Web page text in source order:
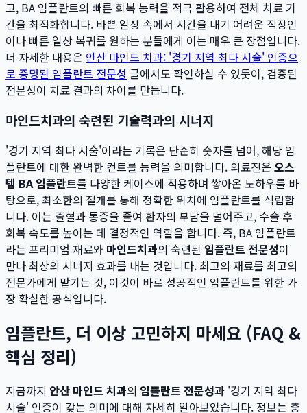
고, BA 임플란트의 빠른 회복 능력을 적극 활용하여 전체 치료 기
간을 최적화합니다. 바쁜 일상 속에서 시간을 내기 어려운 직장인
이나 빠른 일상 복귀를 원하는 분들에게 이는 매우 큰 장점입니다.
더 자세한 내용은 안산 마인드 치과: '경기 지역 최다 시술' 인증으
로 증명된 임플란트 전문성 글에서도 확인하실 수 있듯이, 검증된
전문성이 치료 결과의 차이를 만듭니다.
마인드치과의 숙련된 기술력과의 시너지
'경기 지역 최다 시술'이라는 기록은 단순히 숫자를 넘어, 해당 임
플란트에 대한 완벽한 컨트롤 능력을 의미합니다. 의료진은 오스
템 BA 임플란트를 다양한 케이스에 적용하며 쌓아온 노하우를 바
탕으로, 최소한의 절개를 통해 정확한 위치에 임플란트를 식립합
니다. 이는 출혈과 통증을 줄여 환자의 부담을 덜어주고, 수술 후
회복 속도를 높이는 데 결정적인 역할을 합니다. 즉, BA 임플란트
라는 프리미엄 재료와 마인드치과의 숙련된 임플란트 전문성이
만나 최상의 시너지 효과를 내는 것입니다. 최고의 재료를 최고의
전문가에게 맡기는 것, 이것이 바로 성공적인 임플란트를 위한 가
장 확실한 공식입니다.
임플란트, 더 이상 고민하지 마세요 (FAQ &
핵심 정리)
지금까지 안산 마인드 치과의 임플란트 전문성과 '경기 지역 최다
시술' 인증이 갖는 의미에 대해 자세히 알아보았습니다. 정보는 충